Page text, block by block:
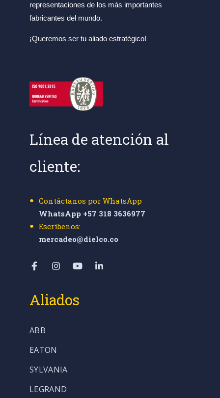
representaciones de los más importantes
fabricantes del mundo.
¡Queremos ser tu aliado estratégico!
Línea de atención al
cliente:
Contáctanos por WhatsApp
WhatsApp +57 318 3636977
Escríbenos:
mercadeo@dielco.co
Aliados
ABB
EATON
SYLVANIA
LEGRAND